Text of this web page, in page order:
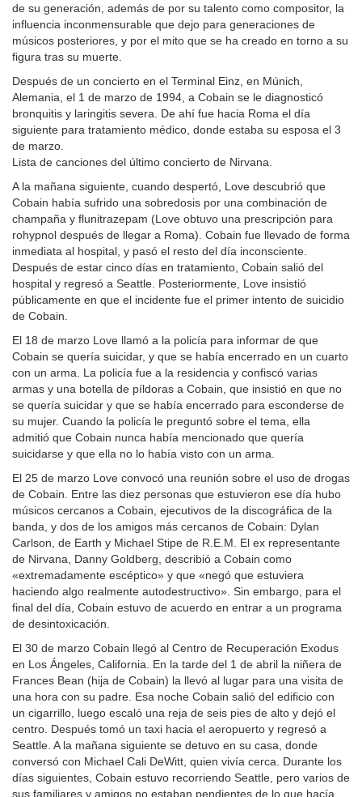
de su generación, además de por su talento como compositor, la
influencia inconmensurable que dejo para generaciones de
músicos posteriores, y por el mito que se ha creado en torno a su
figura tras su muerte.
Después de un concierto en el Terminal Einz, en Múnich,
Alemania, el 1 de marzo de 1994, a Cobain se le diagnosticó
bronquitis y laringitis severa. De ahí fue hacia Roma el día
siguiente para tratamiento médico, donde estaba su esposa el 3
de marzo.
Lista de canciones del último concierto de Nirvana.
A la mañana siguiente, cuando despertó, Love descubrió que
Cobain había sufrido una sobredosis por una combinación de
champaña y flunitrazepam (Love obtuvo una prescripción para
rohypnol después de llegar a Roma). Cobain fue llevado de forma
inmediata al hospital, y pasó el resto del día inconsciente.
Después de estar cinco días en tratamiento, Cobain salió del
hospital y regresó a Seattle. Posteriormente, Love insistió
públicamente en que el incidente fue el primer intento de suicidio
de Cobain.
El 18 de marzo Love llamó a la policía para informar de que
Cobain se quería suicidar, y que se había encerrado en un cuarto
con un arma. La policía fue a la residencia y confiscó varias
armas y una botella de píldoras a Cobain, que insistió en que no
se quería suicidar y que se había encerrado para esconderse de
su mujer. Cuando la policía le preguntó sobre el tema, ella
admitió que Cobain nunca había mencionado que quería
suicidarse y que ella no lo había visto con un arma.
El 25 de marzo Love convocó una reunión sobre el uso de drogas
de Cobain. Entre las diez personas que estuvieron ese día hubo
músicos cercanos a Cobain, ejecutivos de la discográfica de la
banda, y dos de los amigos más cercanos de Cobain: Dylan
Carlson, de Earth y Michael Stipe de R.E.M. El ex representante
de Nirvana, Danny Goldberg, describió a Cobain como
«extremadamente escéptico» y que «negó que estuviera
haciendo algo realmente autodestructivo». Sin embargo, para el
final del día, Cobain estuvo de acuerdo en entrar a un programa
de desintoxicación.
El 30 de marzo Cobain llegó al Centro de Recuperación Exodus
en Los Ángeles, California. En la tarde del 1 de abril la niñera de
Frances Bean (hija de Cobain) la llevó al lugar para una visita de
una hora con su padre. Esa noche Cobain salió del edificio con
un cigarrillo, luego escaló una reja de seis pies de alto y dejó el
centro. Después tomó un taxi hacia el aeropuerto y regresó a
Seattle. A la mañana siguiente se detuvo en su casa, donde
conversó con Michael Cali DeWitt, quien vivía cerca. Durante los
días siguientes, Cobain estuvo recorriendo Seattle, pero varios de
sus familiares y amigos no estaban pendientes de lo que hacía.